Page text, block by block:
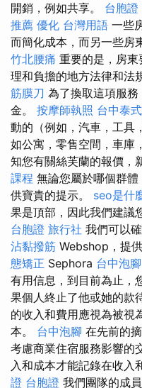
開銷，例如共享。 台胞證
推薦 優化 台灣用語 一些
而簡化成本，而另一些房
竹北腰痛 重要的是，房
理和負擔的地方法律和法
筋膜刀 為了換取這項服
金。 按摩師執照 台中泰
動的（例如，汽車，工具
如公寓，零售空間，車庫
知您有關絲芙蘭的報價，
課程 無論您屬於哪個群
供寶貴的提示。 seo是什
果是頂部，因此我們建議
台胞證 旅行社 我們可以
沾黏撥筋 Webshop，提
態矯正 Sephora 台中泡腳
有用信息，到目前為止，
果個人終止了他或她的款
的收入和費用應視為被視
本。 台中泡腳 在先前的
考慮商業住宿服務影響的
入和成本才能記錄在收入
證 台胞證 我們團隊的成